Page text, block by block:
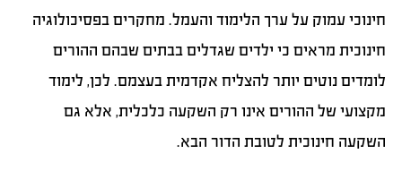
חינוכי עמוק על ערך הלימוד והעמל. מחקרים בפסיכולוגיה
חינוכית מראים כי ילדים שגדלים בבתים שבהם ההורים
לומדים נוטים יותר להצליח אקדמית בעצמם. לכן, לימוד
מקצועי של ההורים אינו רק השקעה כלכלית, אלא גם
השקעה חינוכית לטובת הדור הבא.